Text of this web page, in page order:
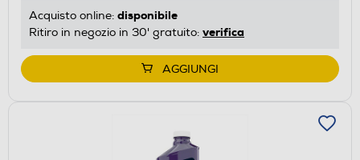
Acquisto online: disponibile
Ritiro in negozio in 30' gratuito: verifica
AGGIUNGI